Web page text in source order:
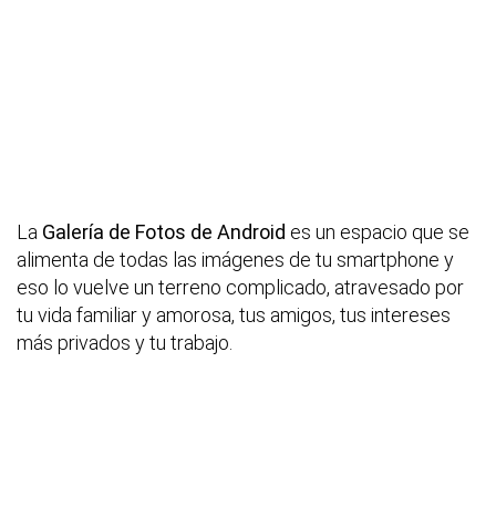
La Galería de Fotos de Android es un espacio que se
alimenta de todas las imágenes de tu smartphone y
eso lo vuelve un terreno complicado, atravesado por
tu vida familiar y amorosa, tus amigos, tus intereses
más privados y tu trabajo.